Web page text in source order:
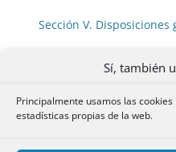
Sí, también
Principalmente usamos las
estadísticas propias de la web.
Sección V. Disposiciones
Capítulo II. De los
Capítulo III. De la